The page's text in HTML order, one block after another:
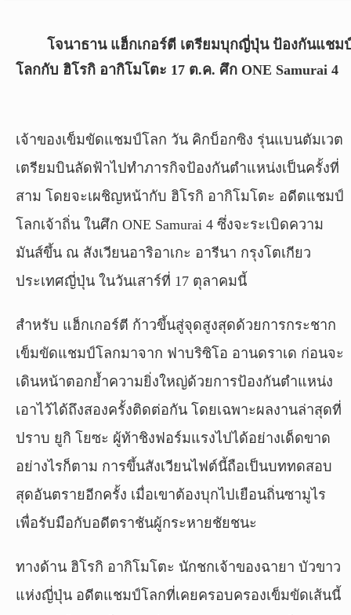
โจนาธาน แฮ็กเกอร์ตี เตรียมบุกญี่ปุ่น ป้องกันแชม
โลกกับ ฮิโรกิ อากิโมโตะ 17 ต.ค. ศึก ONE Samurai 4
เจ้าของเข็มขัดแชมป์โลก วัน คิกบ็อกซิง รุ่นแบนตัมเวต
เตรียมบินลัดฟ้าไปทำภารกิจป้องกันตำแหน่งเป็นครั้งที่
สาม โดยจะเผชิญหน้ากับ ฮิโรกิ อากิโมโตะ อดีตแชมป์
โลกเจ้าถิ่น ในศึก ONE Samurai 4 ซึ่งจะระเบิดความ
มันส์ขึ้น ณ สังเวียนอาริอาเกะ อารีนา กรุงโตเกียว
ประเทศญี่ปุ่น ในวันเสาร์ที่ 17 ตุลาคมนี้
สำหรับ แฮ็กเกอร์ตี ก้าวขึ้นสู่จุดสูงสุดด้วยการกระชาก
เข็มขัดแชมป์โลกมาจาก ฟาบริซิโอ อานดราเด ก่อนจะ
เดินหน้าตอกย้ำความยิ่งใหญ่ด้วยการป้องกันตำแหน่ง
เอาไว้ได้ถึงสองครั้งติดต่อกัน โดยเฉพาะผลงานล่าสุดที่
ปราบ ยูกิ โยซะ ผู้ท้าชิงฟอร์มแรงไปได้อย่างเด็ดขาด
อย่างไรก็ตาม การขึ้นสังเวียนไฟต์นี้ถือเป็นบททดสอบ
สุดอันตรายอีกครั้ง เมื่อเขาต้องบุกไปเยือนถิ่นซามูไร
เพื่อรับมือกับอดีตราชันผู้กระหายชัยชนะ
ทางด้าน ฮิโรกิ อากิโมโตะ นักชกเจ้าของฉายา บัวขาว
แห่งญี่ปุ่น อดีตแชมป์โลกที่เคยครอบครองเข็มขัดเส้นนี้
©
reserved.